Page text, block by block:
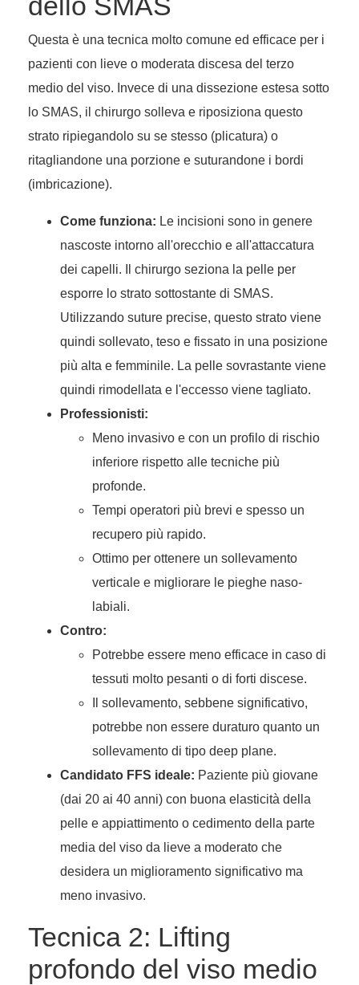
Questa è una tecnica molto comune ed efficace per i
pazienti con lieve o moderata discesa del terzo
medio del viso. Invece di una dissezione estesa sotto
lo SMAS, il chirurgo solleva e riposiziona questo
strato ripiegandolo su se stesso (plicatura) o
ritagliandone una porzione e suturandone i bordi
(imbricazione).
Come funziona: Le incisioni sono in genere
nascoste intorno all'orecchio e all'attaccatura
dei capelli. Il chirurgo seziona la pelle per
esporre lo strato sottostante di SMAS.
Utilizzando suture precise, questo strato viene
quindi sollevato, teso e fissato in una posizione
più alta e femminile. La pelle sovrastante viene
quindi rimodellata e l'eccesso viene tagliato.
Professionisti:
Meno invasivo e con un profilo di rischio
inferiore rispetto alle tecniche più
profonde.
Tempi operatori più brevi e spesso un
recupero più rapido.
Ottimo per ottenere un sollevamento
verticale e migliorare le pieghe naso-
labiali.
Contro:
Potrebbe essere meno efficace in caso di
tessuti molto pesanti o di forti discese.
Il sollevamento, sebbene significativo,
potrebbe non essere duraturo quanto un
sollevamento di tipo deep plane.
Candidato FFS ideale: Paziente più giovane
(dai 20 ai 40 anni) con buona elasticità della
pelle e appiattimento o cedimento della parte
media del viso da lieve a moderato che
desidera un miglioramento significativo ma
meno invasivo.
Tecnica 2: Lifting
profondo del viso medio